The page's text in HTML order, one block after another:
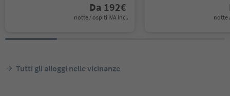
Da 192€
notte / ospiti IVA incl. notte
Tutti gli alloggi nelle vicinanze